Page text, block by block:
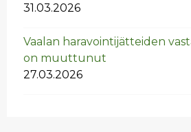
31.03.2026
Vaa­lan ha­ra­voin­ti­jät­tei­den
on muut­tu­nut
27.03.2026